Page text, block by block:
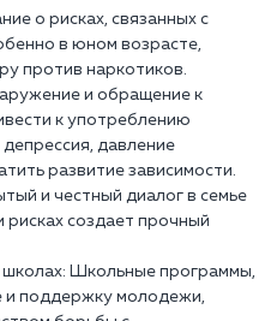
о рисках, связанных с
в юном возрасте,
против наркотиков.
и обращение к
к употреблению
давление
развитие зависимости.
и честный диалог в семье
рисках создает прочный
школах: Школьные программы,
и поддержку молодежи,